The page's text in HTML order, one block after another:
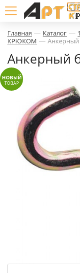
Главная — Каталог —
КРЮКОМ — Анкерный
Анкерный
НОВЫЙ
ТОВАР